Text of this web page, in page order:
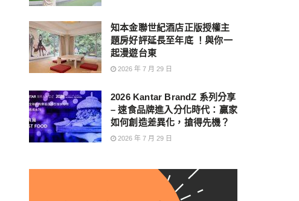
知本金聯世紀酒店正版授權主
題房好評延長至年底 ！與你一
起漫遊台東
2026 年 7 月 29 日
2026 Kantar BrandZ 系列分享
– 速食品牌進入分化時代：贏家
如何創造差異化，搶得先機？
2026 年 7 月 29 日